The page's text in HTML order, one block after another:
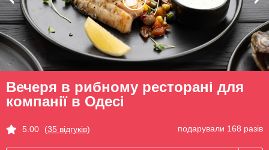
Вечеря в рибному ресторані для
компанії в Одесі
5.00 (35 відгуків) подарували 168 разів